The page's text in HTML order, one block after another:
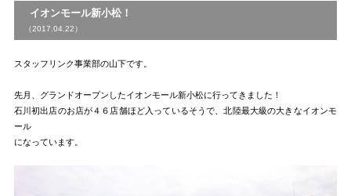
イオンモール新小松！
（2017.04.22）
スタッフリンク事業部の山下です。
先月、グランドオープンしたイオンモール新小松に行ってきました！
石川初出店のお店が４６店舗ほど入っているそうで、北陸最大級の大きなイオンモ
ール
になっています。